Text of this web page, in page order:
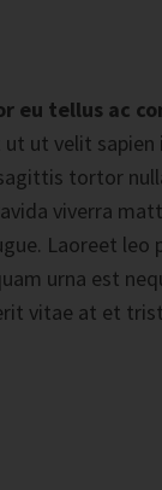
eu tellus ac
ut velit
tortor
viverra
Laoreet
urna est
vitae at et